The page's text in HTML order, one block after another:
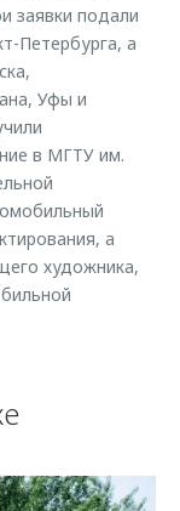
заявки подали
Петербурга, а
Уфы и
в МГТУ им.
а
художника,